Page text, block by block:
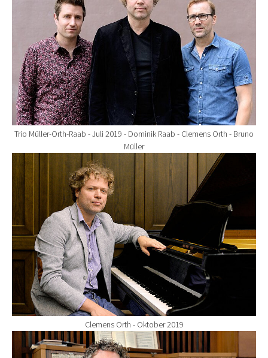
Trio Müller-Orth-Raab - Juli 2019 - Dominik Raab - Clemens Orth - Bruno
Müller
Show larger version for:
Clemens Orth - Oktober 2019
Show larger version for: